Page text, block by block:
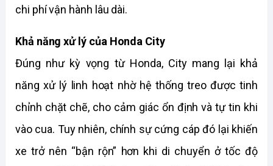
chi phí vận hành lâu dài.
Khả năng xử lý của Honda City
Đúng như kỳ vọng từ Honda, City mang lại khả
năng xử lý linh hoạt nhờ hệ thống treo được tinh
chỉnh chặt chẽ, cho cảm giác ổn định và tự tin khi
vào cua. Tuy nhiên, chính sự cứng cáp đó lại khiến
xe trở nên “bận rộn” hơn khi di chuyển ở tốc độ